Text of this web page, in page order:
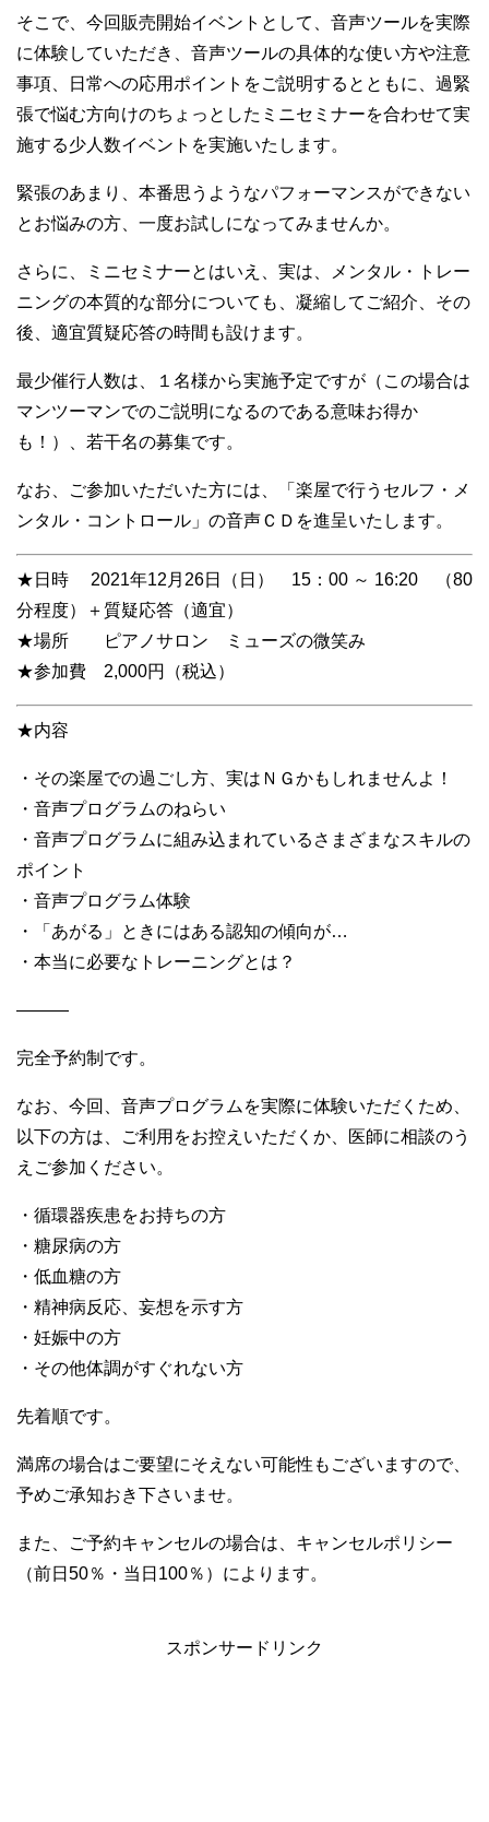
そこで、今回販売開始イベントとして、音声ツールを実際
に体験していただき、音声ツールの具体的な使い方や注意
事項、日常への応用ポイントをご説明するとともに、過緊
張で悩む方向けのちょっとしたミニセミナーを合わせて実
施する少人数イベントを実施いたします。
緊張のあまり、本番思うようなパフォーマンスができない
とお悩みの方、一度お試しになってみませんか。
さらに、ミニセミナーとはいえ、実は、メンタル・トレー
ニングの本質的な部分についても、凝縮してご紹介、その
後、適宜質疑応答の時間も設けます。
最少催行人数は、１名様から実施予定ですが（この場合は
マンツーマンでのご説明になるのである意味お得か
も！）、若干名の募集です。
なお、ご参加いただいた方には、「楽屋で行うセルフ・メ
ンタル・コントロール」の音声ＣＤを進呈いたします。
★日時 2021年12月26日（日） 15：00 ～ 16:20 （80
分程度）＋質疑応答（適宜）
★場所 ピアノサロン ミューズの微笑み
★参加費 2,000円（税込）
★内容
・その楽屋での過ごし方、実はＮＧかもしれませんよ！
・音声プログラムのねらい
・音声プログラムに組み込まれているさまざまなスキルの
ポイント
・音声プログラム体験
・「あがる」ときにはある認知の傾向が…
・本当に必要なトレーニングとは？
———
完全予約制です。
なお、今回、音声プログラムを実際に体験いただくため、
以下の方は、ご利用をお控えいただくか、医師に相談のう
えご参加ください。
・循環器疾患をお持ちの方
・糖尿病の方
・低血糖の方
・精神病反応、妄想を示す方
・妊娠中の方
・その他体調がすぐれない方
先着順です。
満席の場合はご要望にそえない可能性もございますので、
予めご承知おき下さいませ。
また、ご予約キャンセルの場合は、キャンセルポリシー
（前日50％・当日100％）によります。
スポンサードリンク